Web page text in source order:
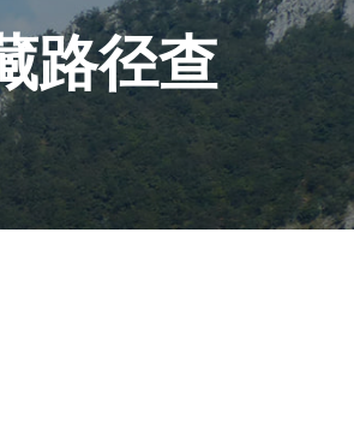
路径查